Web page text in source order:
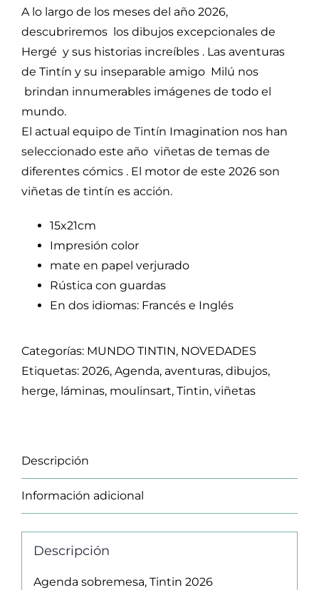
A lo largo de los meses del año 2026,
descubriremos los dibujos excepcionales de
Hergé y sus historias increíbles . Las aventuras
de Tintín y su inseparable amigo Milú nos
brindan innumerables imágenes de todo el
mundo.
El actual equipo de Tintín Imagination nos han
seleccionado este año viñetas de temas de
diferentes cómics . El motor de este 2026 son
viñetas de tintín es acción.
15x21cm
Impresión color
mate en papel verjurado
Rústica con guardas
En dos idiomas: Francés e Inglés
Categorías: MUNDO TINTIN, NOVEDADES
Etiquetas: 2026, Agenda, aventuras, dibujos,
herge, láminas, moulinsart, Tintin, viñetas
Descripción
Información adicional
Descripción
Agenda sobremesa, Tintin 2026